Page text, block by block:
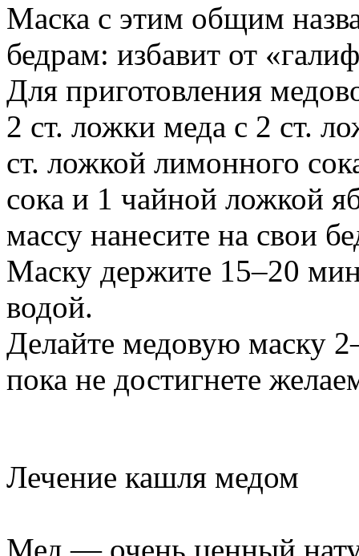
Маска с этим общим
бедрам: избавит от
Для приготовления
2 ст. ложки меда с 2 ст.
ст. ложкой лимонного
сока и 1 чайной ложкой
массу нанесите на свои
Маску держите 15–20
водой.
Делайте медовую маску
пока не достигнете
Лечение кашля медом